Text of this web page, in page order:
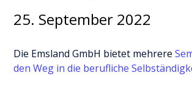
25. September 2022
Die Emsland GmbH bietet mehrere
den Weg in die berufliche